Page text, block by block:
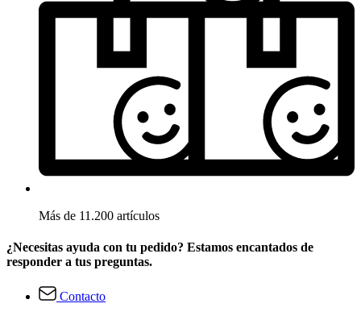
Más de 11.200 artículos
¿Necesitas ayuda con tu pedido? Estamos encantados de
responder a tus preguntas.
Contacto